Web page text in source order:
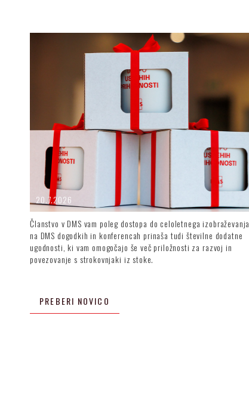
20.7.2026
Članstvo v DMS vam poleg dostopa do celoletnega izobraževanja
na DMS dogodkih in konferencah prinaša tudi številne dodatne
ugodnosti, ki vam omogočajo še več priložnosti za razvoj in
povezovanje s strokovnjaki iz stoke.
PREBERI NOVICO